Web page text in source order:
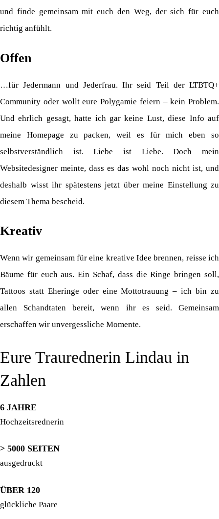
und finde gemeinsam mit euch den Weg, der sich für euch
richtig anfühlt.
Offen
…für Jedermann und Jederfrau. Ihr seid Teil der LTBTQ+
Community oder wollt eure Polygamie feiern – kein Problem.
Und ehrlich gesagt, hatte ich gar keine Lust, diese Info auf
meine Homepage zu packen, weil es für mich eben so
selbstverständlich ist. Liebe ist Liebe. Doch mein
Websitedesigner meinte, dass es das wohl noch nicht ist, und
deshalb wisst ihr spätestens jetzt über meine Einstellung zu
diesem Thema bescheid.
Kreativ
Wenn wir gemeinsam für eine kreative Idee brennen, reisse ich
Bäume für euch aus. Ein Schaf, dass die Ringe bringen soll,
Tattoos statt Eheringe oder eine Mottotrauung – ich bin zu
allen Schandtaten bereit, wenn ihr es seid. Gemeinsam
erschaffen wir unvergessliche Momente.
Eure Traurednerin Lindau in
Zahlen
6 JAHRE
Hochzeitsrednerin
> 5000 SEITEN
ausgedruckt
ÜBER 120
glückliche Paare